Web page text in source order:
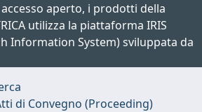
aperto, i prodotti della
utilizza la piattaforma IRIS
Information System) sviluppata da
di Convegno (Proceeding)